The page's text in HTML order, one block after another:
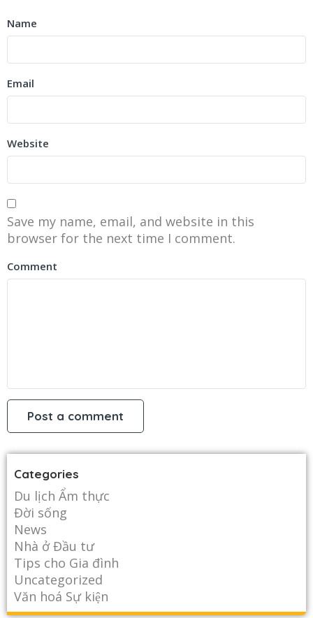
Name
Email
Website
Save my name, email, and website in this
browser for the next time I comment.
Comment
Categories
Du lịch Ẩm thực
Đời sống
News
Nhà ở Đầu tư
Tips cho Gia đình
Uncategorized
Văn hoá Sự kiện